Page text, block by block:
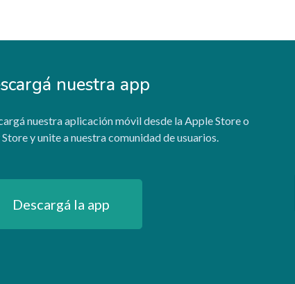
nuestra app
nuestra aplicación móvil desde la Apple Store o
Store y unite a nuestra comunidad de usuarios.
Descargá la app